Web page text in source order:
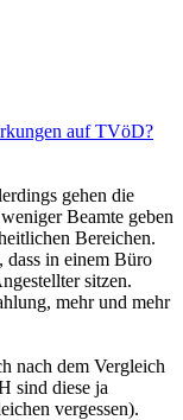
auf TVöD?
gehen die
Beamte geben
Bereichen.
dass in einem Büro
sitzen.
mehr und mehr
nach dem Vergleich
sind diese ja
vergessen).